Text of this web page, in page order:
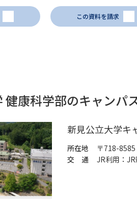
この資料を請求
健康科学部のキャンパ
新見公立大学キ
所在地
〒718-
交 通
JR利用：